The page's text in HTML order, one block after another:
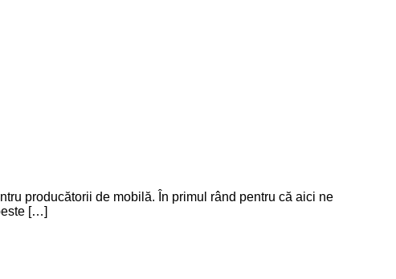
producătorii de mobilă. În primul rând pentru că aici ne
[…]